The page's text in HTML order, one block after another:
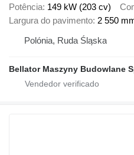
Potência 149 kW (203 cv)
Largura do pavimento 2 550
Polónia, Ruda Śląska
Bellator Maszyny Budowlane